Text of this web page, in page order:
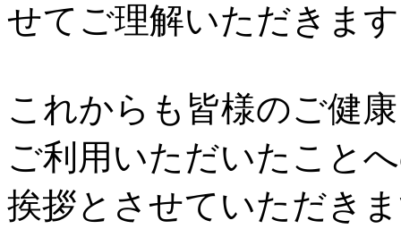
せてご理解いただきま
これからも皆様のご健
ご利用いただいたこと
挨拶とさせていただき